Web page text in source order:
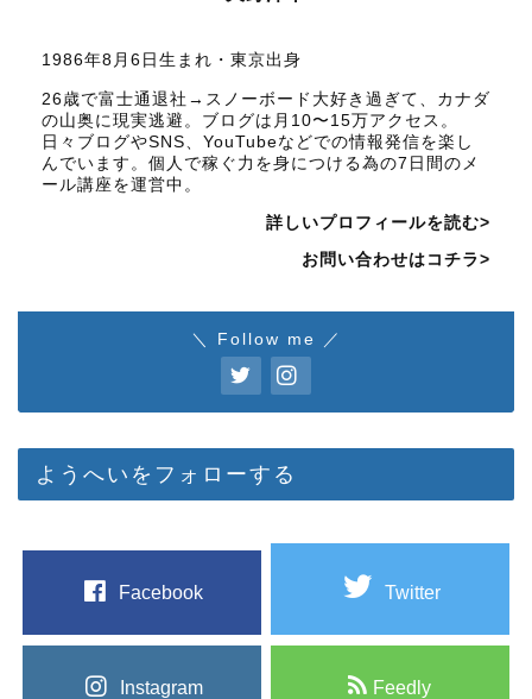
1986年8月6日生まれ・東京出身
26歳で富士通退社→スノーボード大好き過ぎて、カナダ
の山奥に現実逃避。ブログは月10〜15万アクセス。
日々ブログやSNS、YouTubeなどでの情報発信を楽し
んでいます。個人で稼ぐ力を身につける為の7日間のメ
ール講座を運営中。
詳しいプロフィールを読む>
お問い合わせはコチラ>
＼ Follow me ／
ようへいをフォローする
Facebook Twitter
Instagram Feedly